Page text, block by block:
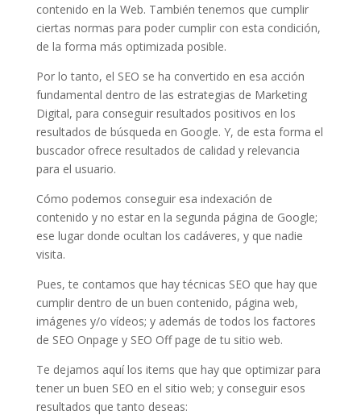
contenido en la Web. También tenemos que cumplir
ciertas normas para poder cumplir con esta condición,
de la forma más optimizada posible.
Por lo tanto, el SEO se ha convertido en esa acción
fundamental dentro de las estrategias de Marketing
Digital, para conseguir resultados positivos en los
resultados de búsqueda en Google. Y, de esta forma el
buscador ofrece resultados de calidad y relevancia
para el usuario.
Cómo podemos conseguir esa indexación de
contenido y no estar en la segunda página de Google;
ese lugar donde ocultan los cadáveres, y que nadie
visita.
Pues, te contamos que hay técnicas SEO que hay que
cumplir dentro de un buen contenido, página web,
imágenes y/o vídeos; y además de todos los factores
de SEO Onpage y SEO Off page de tu sitio web.
Te dejamos aquí los items que hay que optimizar para
tener un buen SEO en el sitio web; y conseguir esos
resultados que tanto deseas: